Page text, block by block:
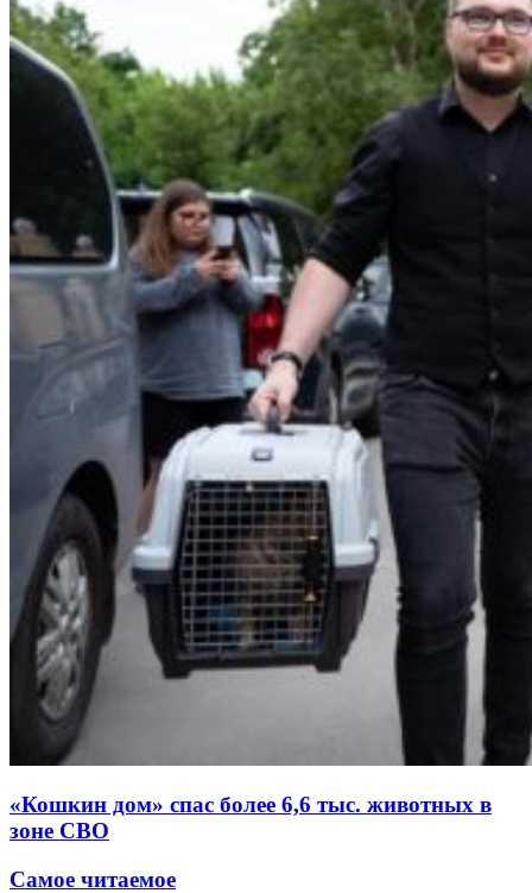
«Кошкин дом» спас более 6,6 тыс. животных в
зоне СВО
Самое читаемое